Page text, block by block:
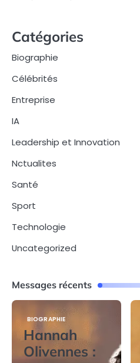
Catégories
Biographie
Célébrités
Entreprise
IA
Leadership et Innovation
Nctualites
Santé
Sport
Technologie
Uncategorized
Messages récents
BIOGRAPHIE
Hannah
Olivennes :